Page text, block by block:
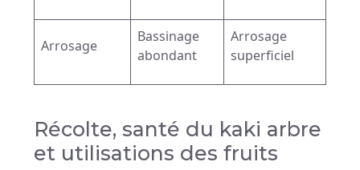
Arrosage
Bassinage
abondant
Arrosage
superficiel
Récolte, santé du kaki arbre
et utilisations des fruits